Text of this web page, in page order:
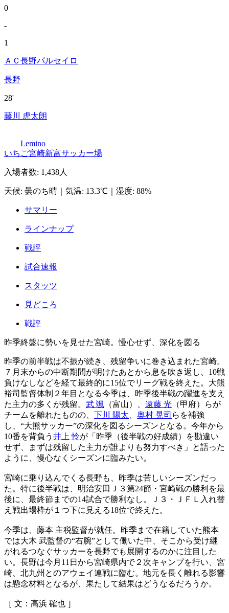
0
-
1
ＡＣ長野パルセイロ
長野
28'
藤川 虎太朗
Lemino
いちご宮崎新富サッカー場
入場者数: 1,438人
天候: 曇のち晴 気温: 13.3℃ 湿度: 88%
サマリー
ラインナップ
戦評
試合速報
スタッツ
見どころ
戦評
昨季終盤に勢いを見せた宮崎。慢心せず、深化を図る
昨季の前半戦は不振が続き、残留争いに巻き込まれた宮崎。
７月末からの中断期間が明けたあとから息を吹き返し、10戦
負けなしなどを経て最終的に15位でリーグ戦を終えた。大熊
裕司監督体制２年目となる今季は、昨季後半戦の躍進を支え
た主力の多くが残留。 武 颯 （富山）、 遠藤 光 （甲府）らが
チームを離れたものの、 下川 陽太 奥村 晃司 らを補強
し、“大熊サッカー”の深化を図るシーズンとなる。今年から
10番を背負う 井上 怜が「昨季（後半戦の好成績）を勘違い
せず、まずは残留した主力が誰よりも努力すべき」と語った
ように、慢心なくシーズンに臨みたい。
宮崎に乗り込んでくる長野も、昨季は苦しいシーズンだっ
た。特に後半戦は、明治安田Ｊ３第24節・宮崎戦の勝利を最
後に、最終節までの14試合で勝利なし。Ｊ３・ＪＦＬ入れ替
え戦出場枠が１つ下に見える18位で終えた。
今季は、藤本 主税監督が就任。昨季まで在籍していた熊本
では大木 武監督の“右腕”として働いた中、そこから受け継
がれるつなぐサッカーを長野でも展開するのかに注目した
い。長野は今月11日から宮崎県内で２次キャンプを行い、宮
崎、北九州とのアウェイ連戦に臨む。地元を長く離れる影響
は懸念材料となるが、果たして結果はどうなるだろうか。
［ 文：高浜 確也 ］